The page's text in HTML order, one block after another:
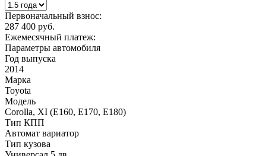
Первоначальный взнос:
287 400 руб.
Ежемесячный платеж:
Параметры автомобиля
Год выпуска
2014
Марка
Toyota
Модель
Corolla, XI (E160, E170, E180)
Тип КПП
Автомат вариатор
Тип кузова